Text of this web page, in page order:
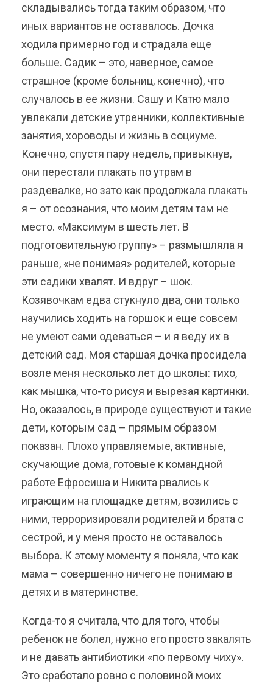
складывались тогда таким образом, что
иных вариантов не оставалось. Дочка
ходила примерно год и страдала еще
больше. Садик – это, наверное, самое
страшное (кроме больниц, конечно), что
случалось в ее жизни. Сашу и Катю мало
увлекали детские утренники, коллективные
занятия, хороводы и жизнь в социуме.
Конечно, спустя пару недель, привыкнув,
они перестали плакать по утрам в
раздевалке, но зато как продолжала плакать
я – от осознания, что моим детям там не
место. «Максимум в шесть лет. В
подготовительную группу» – размышляла я
раньше, «не понимая» родителей, которые
эти садики хвалят. И вдруг – шок.
Козявочкам едва стукнуло два, они только
научились ходить на горшок и еще совсем
не умеют сами одеваться – и я веду их в
детский сад. Моя старшая дочка просидела
возле меня несколько лет до школы: тихо,
как мышка, что-то рисуя и вырезая картинки.
Но, оказалось, в природе существуют и такие
дети, которым сад – прямым образом
показан. Плохо управляемые, активные,
скучающие дома, готовые к командной
работе Ефросиша и Никита рвались к
играющим на площадке детям, возились с
ними, терроризировали родителей и брата с
сестрой, и у меня просто не оставалось
выбора. К этому моменту я поняла, что как
мама – совершенно ничего не понимаю в
детях и в материнстве.
Когда-то я считала, что для того, чтобы
ребенок не болел, нужно его просто закалять
и не давать антибиотики «по первому чиху».
Это сработало ровно с половиной моих